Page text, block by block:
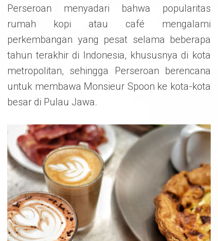
Perseroan menyadari bahwa popularitas
rumah kopi atau café mengalami
perkembangan yang pesat selama beberapa
tahun terakhir di Indonesia, khususnya di kota
metropolitan, sehingga Perseroan berencana
untuk membawa Monsieur Spoon ke kota-kota
besar di Pulau Jawa.